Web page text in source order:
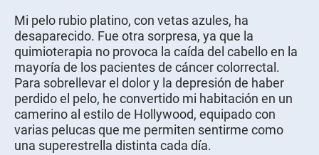
Mi pelo rubio platino, con vetas azules, ha
desaparecido. Fue otra sorpresa, ya que la
quimioterapia no provoca la caída del cabello en la
mayoría de los pacientes de cáncer colorrectal.
Para sobrellevar el dolor y la depresión de haber
perdido el pelo, he convertido mi habitación en un
camerino al estilo de Hollywood, equipado con
varias pelucas que me permiten sentirme como
una superestrella distinta cada día.